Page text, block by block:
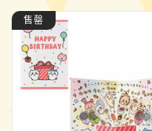
格
售罄